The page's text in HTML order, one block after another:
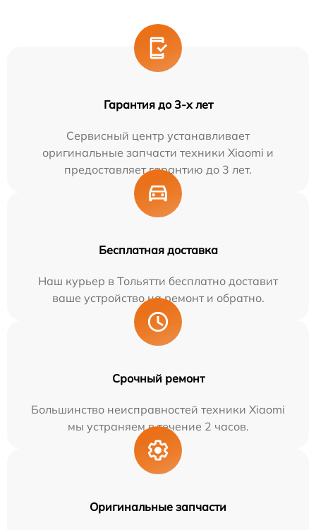
Гарантия до 3-х лет
Сервисный центр устанавливает
оригинальные запчасти техники Xiaomi и
предоставляет гарантию до 3 лет.
Бесплатная доставка
Наш курьер в Тольятти бесплатно доставит
ваше устройство на ремонт и обратно.
Срочный ремонт
Большинство неисправностей техники Xiaomi
мы устраняем в течение 2 часов.
Оригинальные запчасти